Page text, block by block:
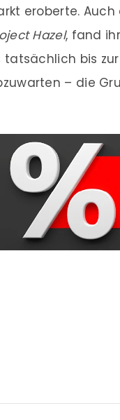
eroberte.
Hazel, fand
tatsächlich bis
– die